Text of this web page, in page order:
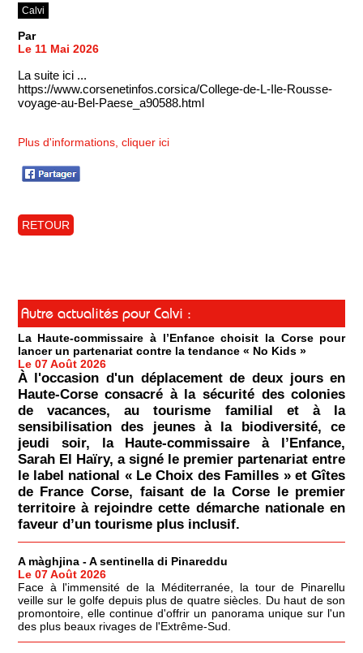
Calvi
Par
Le 11 Mai 2026
La suite ici ...
https://www.corsenetinfos.corsica/College-de-L-Ile-Rousse-
voyage-au-Bel-Paese_a90588.html
Plus d'informations, cliquer ici
RETOUR
Autre actualités pour Calvi :
La Haute-commissaire à l’Enfance choisit la Corse pour
lancer un partenariat contre la tendance « No Kids »
Le 07 Août 2026
À l'occasion d'un déplacement de deux jours en
Haute-Corse consacré à la sécurité des colonies
de vacances, au tourisme familial et à la
sensibilisation des jeunes à la biodiversité, ce
jeudi soir, la Haute-commissaire à l’Enfance,
Sarah El Haïry, a signé le premier partenariat entre
le label national « Le Choix des Familles » et Gîtes
de France Corse, faisant de la Corse le premier
territoire à rejoindre cette démarche nationale en
faveur d’un tourisme plus inclusif.
A màghjina - A sentinella di Pinareddu
Le 07 Août 2026
Face à l'immensité de la Méditerranée, la tour de Pinarellu
veille sur le golfe depuis plus de quatre siècles. Du haut de son
promontoire, elle continue d'offrir un panorama unique sur l'un
des plus beaux rivages de l'Extrême-Sud.